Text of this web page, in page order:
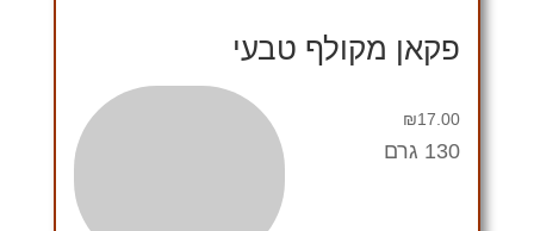
פקאן מקולף טבעי
₪17.00
130 גרם